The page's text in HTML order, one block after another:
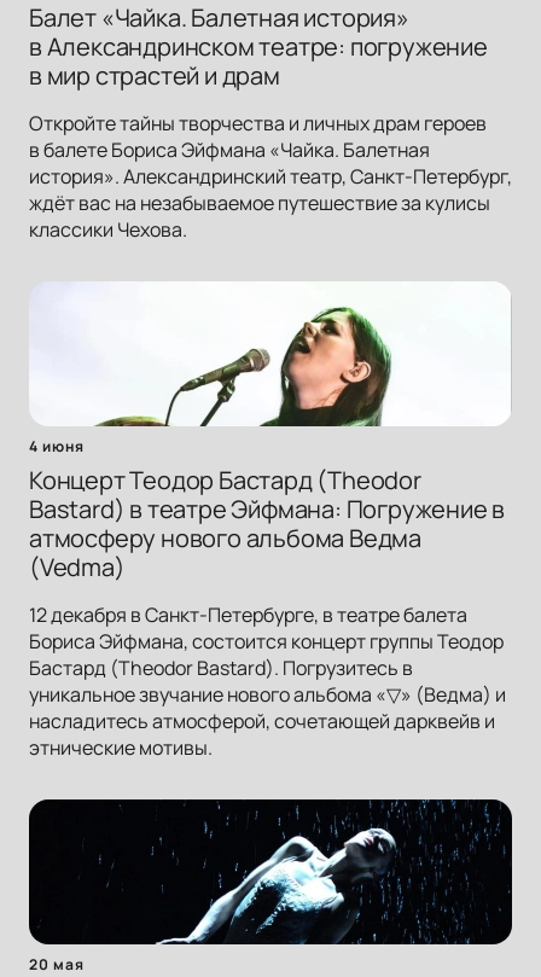
Балет «Чайка. Балетная история»
в Александринском театре: погружение
в мир страстей и драм
Откройте тайны творчества и личных драм героев
в балете Бориса Эйфмана «Чайка. Балетная
история». Александринский театр, Санкт-Петербург,
ждёт вас на незабываемое путешествие за кулисы
классики Чехова.
4 июня
Концерт Теодор Бастард (Theodor
Bastard) в театре Эйфмана: Погружение в
атмосферу нового альбома Ведма
(Vedma)
12 декабря в Санкт-Петербурге, в театре балета
Бориса Эйфмана, состоится концерт группы Теодор
Бастард (Theodor Bastard). Погрузитесь в
уникальное звучание нового альбома «▽» (Ведма) и
насладитесь атмосферой, сочетающей дарквейв и
этнические мотивы.
20 мая